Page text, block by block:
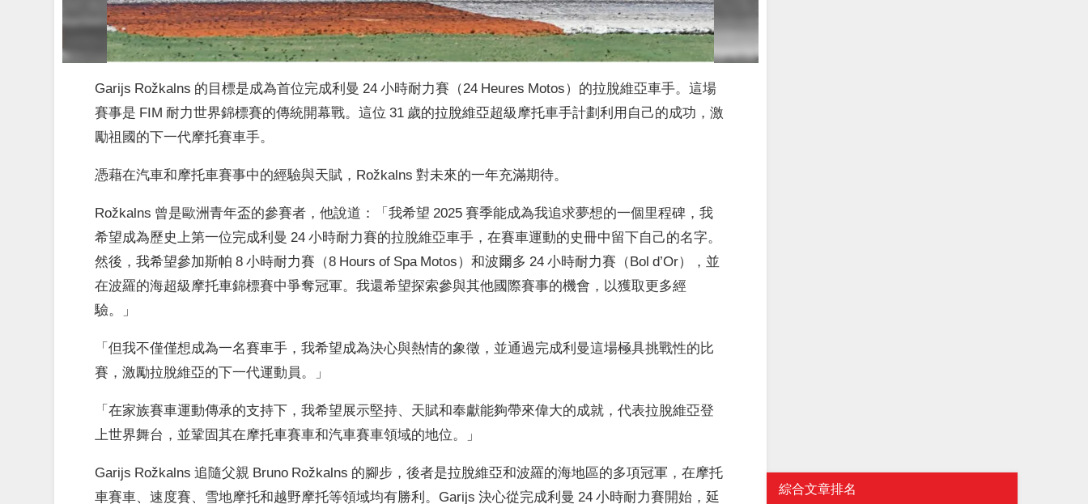
Garijs Rožkalns 的目標是成為首位完成利曼 24 小時耐力賽（24 Heures Motos）的拉脫維亞車手。這場
賽事是 FIM 耐力世界錦標賽的傳統開幕戰。這位 31 歲的拉脫維亞超級摩托車手計劃利用自己的成功，激
勵祖國的下一代摩托賽車手。
憑藉在汽車和摩托車賽事中的經驗與天賦，Rožkalns 對未來的一年充滿期待。
Rožkalns 曾是歐洲青年盃的參賽者，他說道：「我希望 2025 賽季能成為我追求夢想的一個里程碑，我
希望成為歷史上第一位完成利曼 24 小時耐力賽的拉脫維亞車手，在賽車運動的史冊中留下自己的名字。
然後，我希望參加斯帕 8 小時耐力賽（8 Hours of Spa Motos）和波爾多 24 小時耐力賽（Bol d’Or），並
在波羅的海超級摩托車錦標賽中爭奪冠軍。我還希望探索參與其他國際賽事的機會，以獲取更多經
驗。」
「但我不僅僅想成為一名賽車手，我希望成為決心與熱情的象徵，並通過完成利曼這場極具挑戰性的比
賽，激勵拉脫維亞的下一代運動員。」
「在家族賽車運動傳承的支持下，我希望展示堅持、天賦和奉獻能夠帶來偉大的成就，代表拉脫維亞登
上世界舞台，並鞏固其在摩托車賽車和汽車賽車領域的地位。」
Garijs Rožkalns 追隨父親 Bruno Rožkalns 的腳步，後者是拉脫維亞和波羅的海地區的多項冠軍，在摩托
車賽車、速度賽、雪地摩托和越野摩托等領域均有勝利。Garijs 決心從完成利曼 24 小時耐力賽開始，延
綜合文章排名